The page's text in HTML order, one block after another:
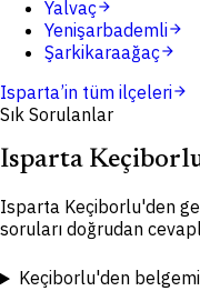
Yalvaçarrow_forward
Yenişarbademliarrow_forward
Şarkikaraağaçarrow_forward
Isparta’in tüm ilçeleriarrow_forward
Sık Sorulanlar
Isparta
Isparta Keçiborlu'den
soruları doğrudan
Keçiborlu'den